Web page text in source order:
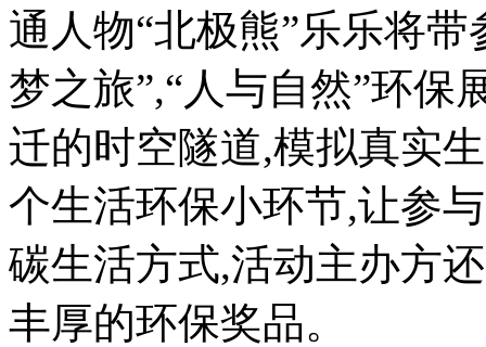
通人物“北极熊”乐乐将
梦之旅”,“人与自然”环保
迁的时空隧道,模拟真实
个生活环保小环节,让参
碳生活方式,活动主办方
丰厚的环保奖品。